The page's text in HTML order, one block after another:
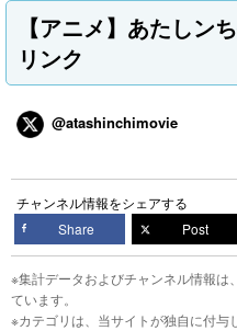
【アニメ】あたしン
リンク
@atashinchimovie
チャンネル情報をシェアする
Share
Post
※集計データおよびチャンネル情報は
ています。
※カテゴリは、当サイトが独自に付与